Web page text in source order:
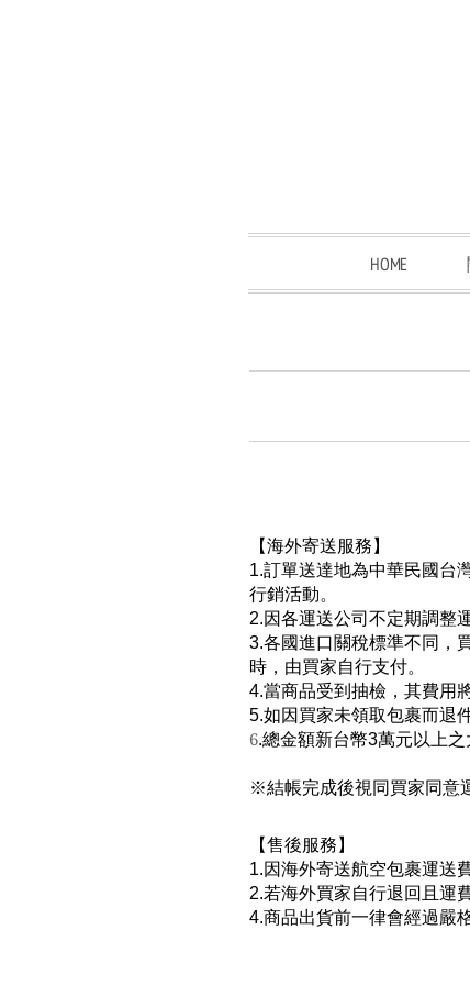
HOME
【海外寄送服務】
1.訂單送達地為中華民國台
行銷活動。
2.因各運送公司不定期調整
3.各國進口關稅標準不同，
時，由買家自行支付。
4.當商品受到抽檢，其費用
5.如因買家未領取包裹而退
6.總金額新台幣3萬元以上
※結帳完成後視同買家同意
【售後服務】
1.因海外寄送航空包裹運送
2.若海外買家自行退回且運
4.商品出貨前一律會經過嚴